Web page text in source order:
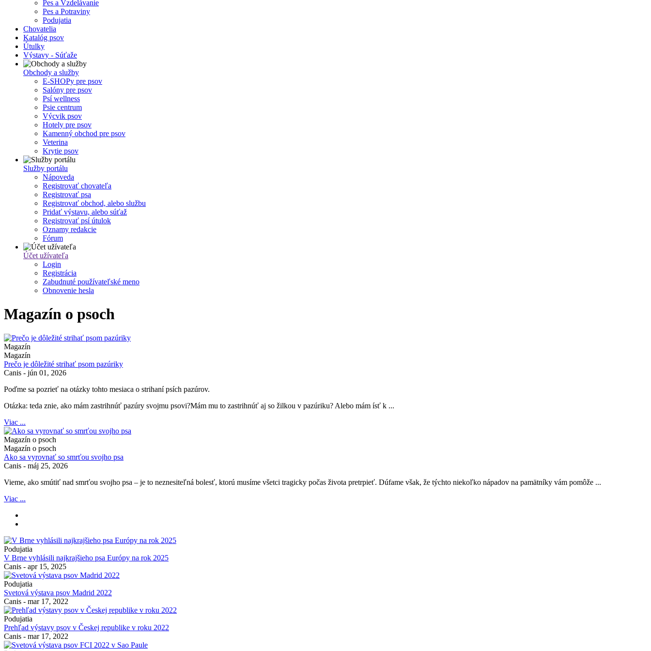
Pes a Vzdelávanie
Pes a Potraviny
Podujatia
Chovatelia
Katalóg psov
Útulky
Výstavy - Súťaže
Obchody a služby
E-SHOPy pre psov
Salóny pre psov
Psí wellness
Psie centrum
Výcvik psov
Hotely pre psov
Kamenný obchod pre psov
Veterina
Krytie psov
Služby portálu
Nápoveda
Registrovať chovateľa
Registrovať psa
Registrovať obchod, alebo službu
Pridať výstavu, alebo súťaž
Registrovať psí útulok
Oznamy redakcie
Fórum
Účet užívateľa
Login
Registrácia
Zabudnuté používateľské meno
Obnovenie hesla
Magazín o psoch
Magazín
Magazín
Prečo je dôležité strihať psom pazúriky
Canis - jún 01, 2026
Poďme sa pozrieť na otázky tohto mesiaca o strihaní psích pazúrov.
Otázka: teda znie, ako mám zastrihnúť pazúry svojmu psovi?Mám mu to zastrihnúť aj so žilkou v pazúriku? Alebo mám ísť k ...
Viac ...
Magazín o psoch
Magazín o psoch
Ako sa vyrovnať so smrťou svojho psa
Canis - máj 25, 2026
Vieme, ako smútiť nad smrťou svojho psa – je to neznesiteľná bolesť, ktorú musíme všetci tragicky počas života pretrpieť. Dúfame však, že týchto niekoľko nápadov na pamätníky vám pomôže ...
Viac ...
Podujatia
V Brne vyhlásili najkrajšieho psa Európy na rok 2025
Canis - apr 15, 2025
Podujatia
Svetová výstava psov Madrid 2022
Canis - mar 17, 2022
Podujatia
Prehľad výstavy psov v Českej republike v roku 2022
Canis - mar 17, 2022